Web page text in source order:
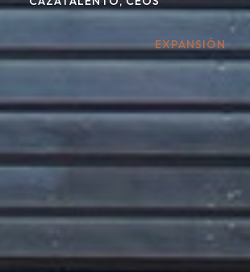
EXPANSIÓN